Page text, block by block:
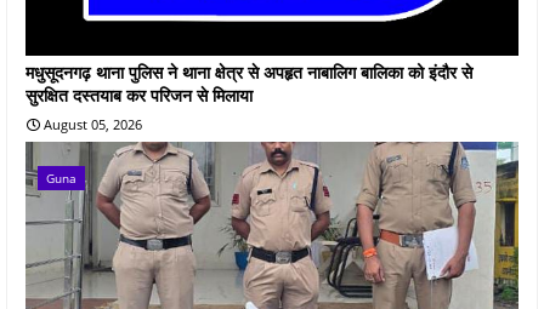
मधुसूदनगढ़ थाना पुलिस ने थाना क्षेत्र से अपहृत नाबालिग बालिका को इंदौर से
सुरक्षित दस्तयाब कर परिजन से मिलाया
August 05, 2026
Guna